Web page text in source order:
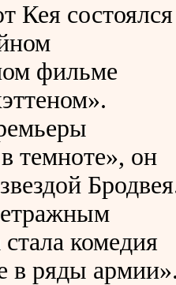
Кея состоялся
фильме
темноте», он
комедия
в ряды